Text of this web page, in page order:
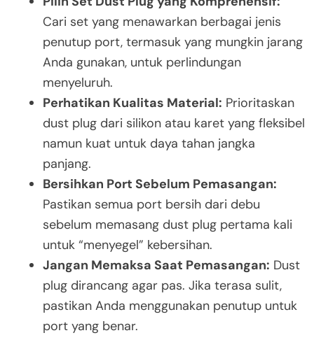
Cari set yang menawarkan berbagai jenis
penutup port, termasuk yang mungkin jarang
Anda gunakan, untuk perlindungan
menyeluruh.
Perhatikan Kualitas Material: Prioritaskan
dust plug dari silikon atau karet yang fleksibel
namun kuat untuk daya tahan jangka
panjang.
Bersihkan Port Sebelum Pemasangan:
Pastikan semua port bersih dari debu
sebelum memasang dust plug pertama kali
untuk “menyegel” kebersihan.
Jangan Memaksa Saat Pemasangan: Dust
plug dirancang agar pas. Jika terasa sulit,
pastikan Anda menggunakan penutup untuk
port yang benar.